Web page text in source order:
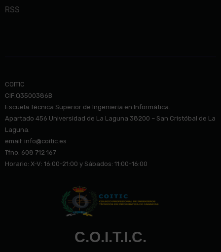
RSS
COITIC
CIF:Q3500386B
Escuela Técnica Superior de Ingeniería en Informática.
Apartado 456 Universidad de La Laguna 38200 – San Cristóbal de La
Laguna.
email: info@coitic.es
Tfno: 608 712 167
Horario: X-V: 16:00-21:00 y Sábados: 11:00-16:00
C.O.I.T.I.C.